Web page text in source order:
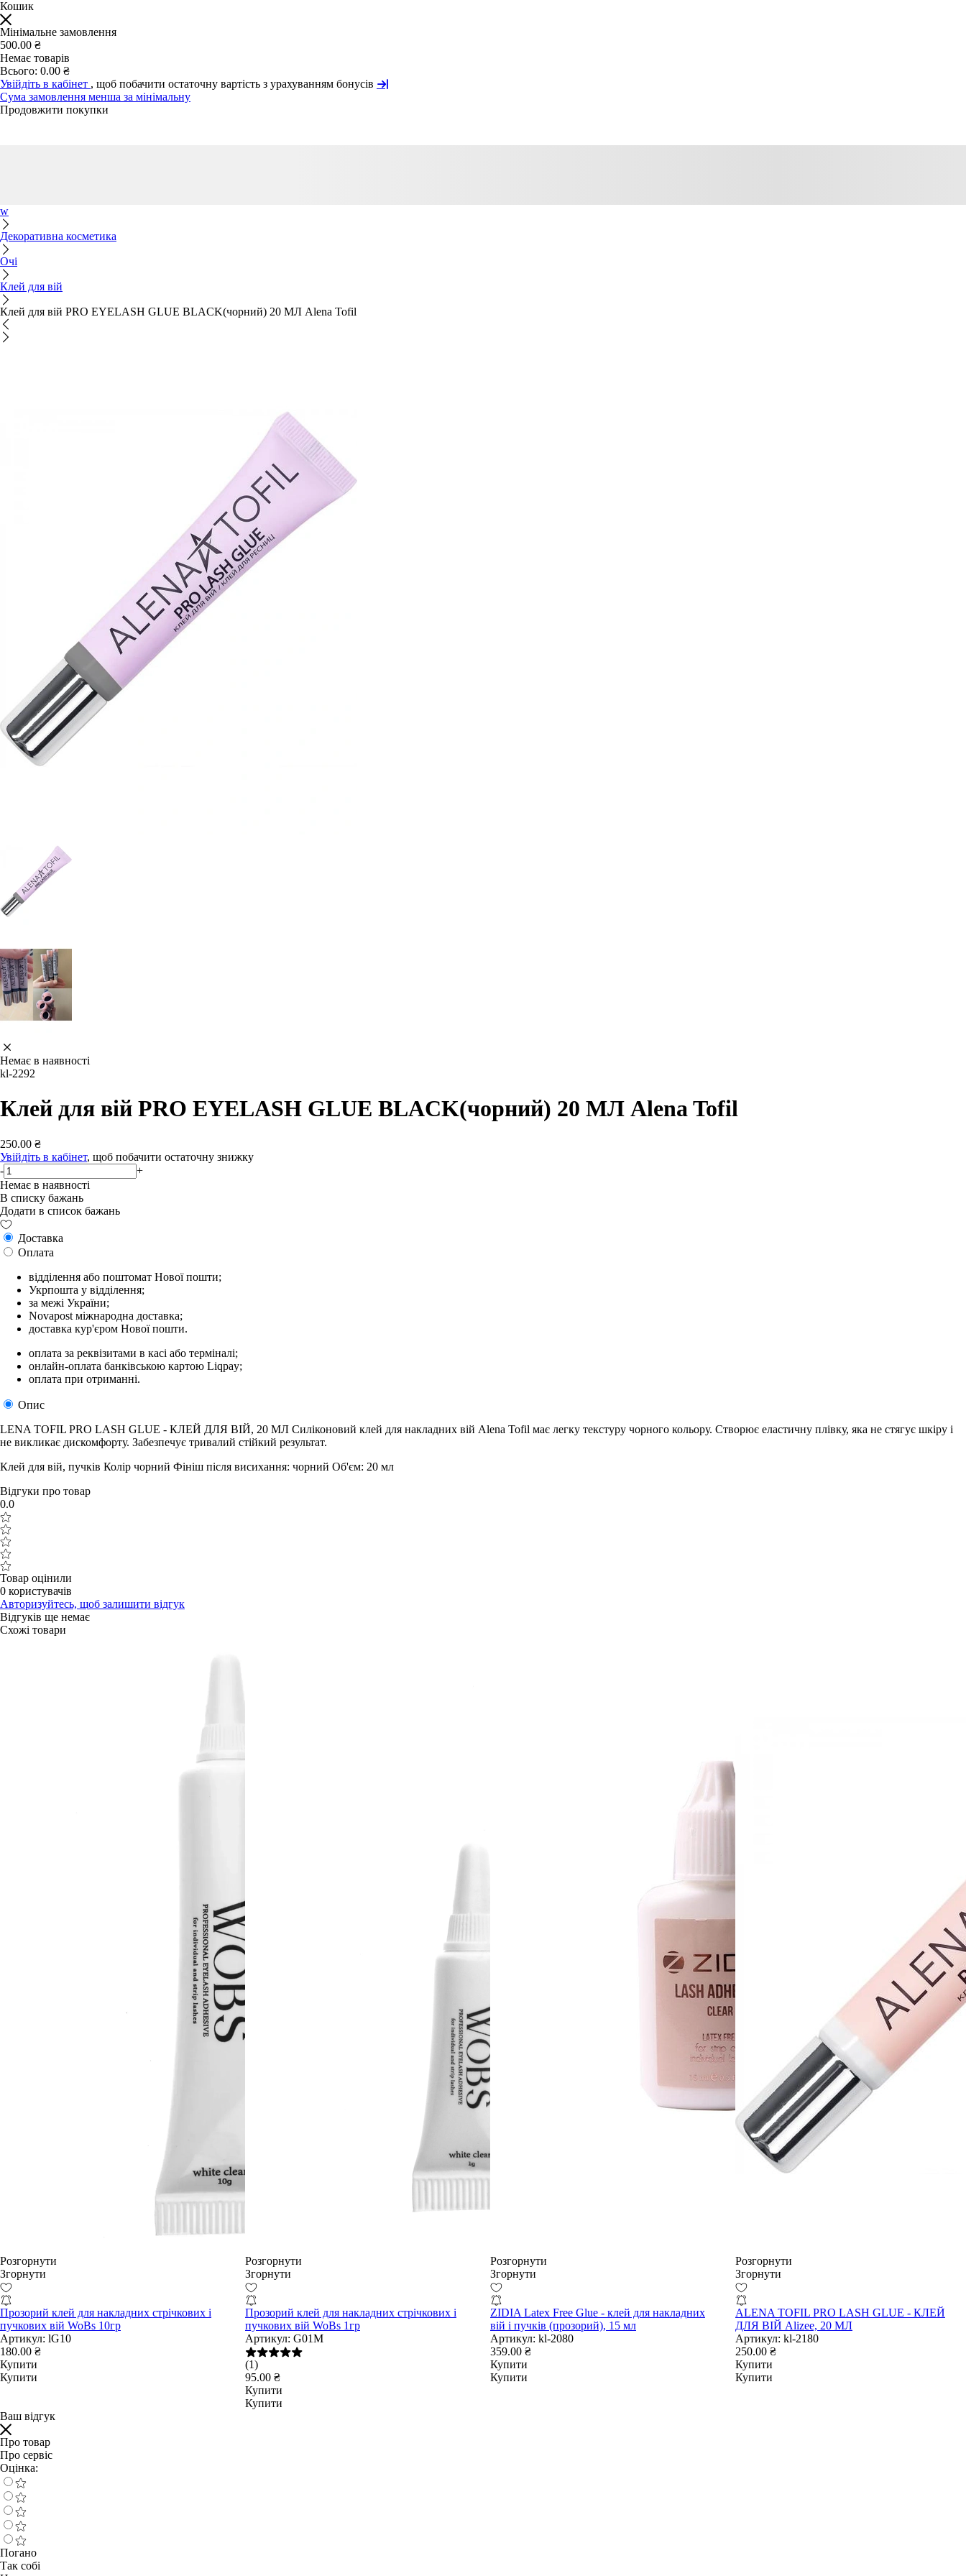
Кошик
Мінімальне замовлення
500.00 ₴
Немає товарів
Всього: 0.00 ₴
Увійдіть в кабінет , щоб побачити остаточну вартість з урахуванням бонусів
Сума замовлення менша за мінімальну
Продовжити покупки
w
Декоративна косметика
Очі
Клей для вій
Клей для вій PRO EYELASH GLUE BLACK(чорний) 20 МЛ Alena Tofil
Немає в наявності
kl-2292
Клей для вій PRO EYELASH GLUE BLACK(чорний) 20 МЛ Alena Tofil
250.00 ₴
Увійдіть в кабінет, щоб побачити остаточну знижку
-
+
Немає в наявності
В списку бажань
Додати в список бажань
Доставка
Оплата
відділення або поштомат Нової пошти;
Укрпошта у відділення;
за межі України;
Novapost міжнародна доставка;
доставка кур'єром Нової пошти.
оплата за реквізитами в касі або терміналі;
онлайн-оплата банківською картою Liqpay;
оплата при отриманні.
Опис
LENA TOFIL PRO LASH GLUE - КЛЕЙ ДЛЯ ВІЙ, 20 МЛ Силіконовий клей для накладних вій Alena Tofil має легку текстуру чорного кольору. Створює еластичну плівку, яка не стягує шкіру і
не викликає дискомфорту. Забезпечує тривалий стійкий результат.
Клей для вій, пучків Колір чорний Фініш після висихання: чорний Об'єм: 20 мл
Відгуки про товар
0.0
Товар оцінили
0 користувачів
Авторизуйтесь, щоб залишити відгук
Відгуків ще немає
Схожі товари
Розгорнути
Згорнути
Прозорий клей для накладних стрічкових і
пучкових вій WoBs 10гр
Артикул: lG10
180.00 ₴
Купити
Купити
Розгорнути
Згорнути
Прозорий клей для накладних стрічкових і
пучкових вій WoBs 1гр
Артикул: G01M
(1)
95.00 ₴
Купити
Купити
Розгорнути
Згорнути
ZIDIA Latex Free Glue - клей для накладних
вій і пучків (прозорий), 15 мл
Артикул: kl-2080
359.00 ₴
Купити
Купити
Розгорнути
Згорнути
ALENA TOFIL PRO LASH GLUE - КЛЕЙ
ДЛЯ ВІЙ Alizee, 20 МЛ
Артикул: kl-2180
250.00 ₴
Купити
Купити
Ваш відгук
Про товар
Про сервіс
Оцінка:
Погано
Так собі